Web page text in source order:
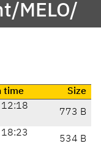
MELO/
time
Size
773 B
534 B